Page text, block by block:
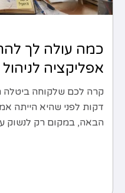
כמה עולה לך
אפליקציה לניהול
דקות לפני שהיא הייתה
הבאה, במקום רק לנשוק